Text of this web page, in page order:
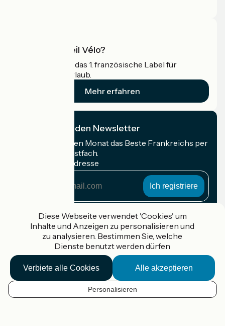
DE
Was ist Accueil Vélo?
Accueil Vélo ist das 1. französische Label für
Radfahrer im Urlaub.
Mehr erfahren
Ich abonniere den Newsletter
Erhalten Sie jeden Monat das Beste Frankreichs per
Rad in Ihrem Postfach.
Meine E-Mail-Adresse
Adresse
Gefördert im Rahmen von Destination France
Accueil Vélo Pro
Kontakt
Rechtliche Informationen
Diese Webseite verwendet 'Cookies' um
Inhalte und Anzeigen zu personalisieren und
zu analysieren. Bestimmen Sie, welche
Dienste benutzt werden dürfen
Alle akzeptieren
Verbiete alle Cookies
Personalisieren